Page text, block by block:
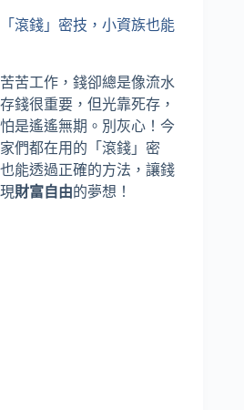
滾錢」密技，小資族也能
苦工作，錢卻總是像流水
錢很重要，但光靠死存，
是遙遙無期。別灰心！今
們都在用的「滾錢」密
也能透過正確的方法，讓錢
財富自由的夢想！